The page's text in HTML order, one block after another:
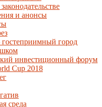
и анонсы
город
инвестиционный форум
Cup 2018
среда